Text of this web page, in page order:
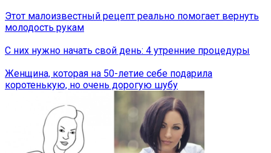
Этот малоизвестный рецепт реально помогает вернуть
молодость рукам
С них нужно начать свой день: 4 утренние процедуры
Женщина, которая на 50-летие себе подарила
коротенькую, но очень дорогую шубу